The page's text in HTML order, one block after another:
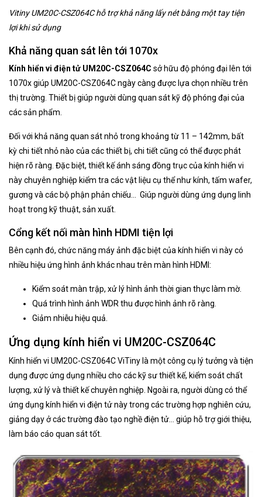
Vitiny UM20C-CSZ064C hỗ trợ khả năng lấy nét bằng một tay tiện
lợi khi sử dụng
Khả năng quan sát lên tới 1070x
Kính hiển vi điện tử UM20C-CSZ064C sở hữu độ phóng đại lên tới
1070x giúp UM20C-CSZ064C ngày càng được lựa chọn nhiều trên
thị trường. Thiết bị giúp người dùng quan sát kỹ độ phóng đại của
các sản phẩm.
Đối với khả năng quan sát nhỏ trong khoảng từ 11 – 142mm, bất
kỳ chi tiết nhỏ nào của các thiết bị, chi tiết cũng có thể được phát
hiện rõ ràng. Đặc biệt, thiết kế ánh sáng đồng trục của kính hiển vi
này chuyên nghiệp kiểm tra các vật liệu cụ thể như kính, tấm wafer,
gương và các bộ phận phản chiếu… Giúp người dùng ứng dụng linh
hoạt trong kỹ thuật, sản xuất.
Cổng kết nối màn hình HDMI tiện lợi
Bên cạnh đó, chức năng máy ảnh đặc biệt của kính hiển vi này có
nhiều hiệu ứng hình ảnh khác nhau trên màn hình HDMI:
Kiểm soát màn trập, xử lý hình ảnh thời gian thực làm mờ.
Quá trình hình ảnh WDR thu được hình ảnh rõ ràng.
Giảm nhiễu hiệu quả.
Ứng dụng kính hiển vi UM20C-CSZ064C
Kính hiển vi UM20C-CSZ064C ViTiny là một công cụ lý tưởng và tiện
dụng được ứng dụng nhiều cho các kỹ sư thiết kế, kiểm soát chất
lượng, xử lý và thiết kế chuyên nghiệp. Ngoài ra, người dùng có thể
ứng dụng kính hiển vi điện tử này trong các trường hợp nghiên cứu,
giảng dạy ở các trường đào tạo nghề điện tử… giúp hỗ trợ giới thiệu,
làm báo cáo quan sát tốt.